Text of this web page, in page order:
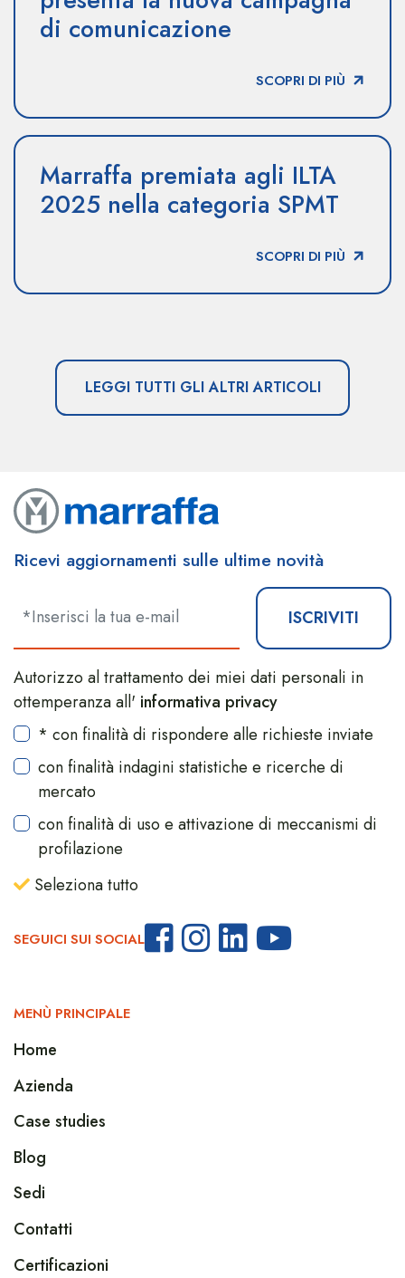
di comunicazione
SCOPRI DI PIÙ
Marraffa premiata agli ILTA
2025 nella categoria SPMT
SCOPRI DI PIÙ
LEGGI TUTTI GLI ALTRI ARTICOLI
Ricevi aggiornamenti sulle ultime novità
ISCRIVITI
Autorizzo al trattamento dei miei dati personali in
ottemperanza all' informativa privacy
* con finalità di rispondere alle richieste inviate
con finalità indagini statistiche e ricerche di
mercato
con finalità di uso e attivazione di meccanismi di
profilazione
Seleziona tutto
SEGUICI SUI SOCIAL
MENÙ PRINCIPALE
Home
Azienda
Case studies
Blog
Sedi
Contatti
Certificazioni